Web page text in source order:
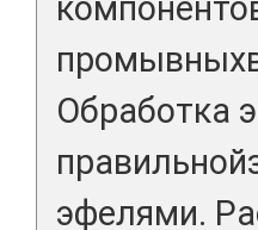
Обработка
эфелями.